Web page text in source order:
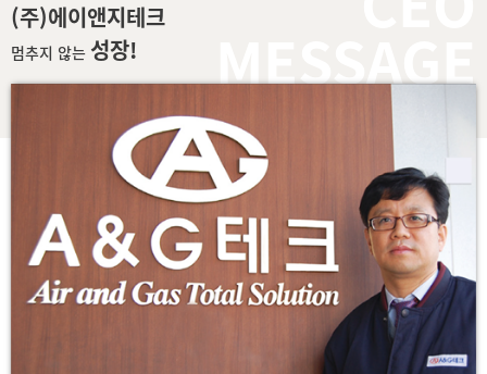
MESSAGE
(주)에이앤지테크
멈추지 않는 성장!